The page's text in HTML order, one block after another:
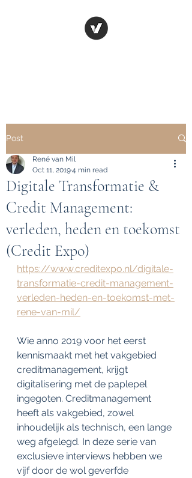
Post
Digitale Transformatie &
Credit Management:
verleden, heden en toekomst
(Credit Expo)
René van Mil
Oct 11, 20194 min read
https://www.creditexpo.nl/digitale-
transformatie-credit-management-
verleden-heden-en-toekomst-met-
rene-van-mil/
Wie anno 2019 voor het eerst
kennismaakt met het vakgebied
creditmanagement, krijgt
digitalisering met de paplepel
ingegoten. Creditmanagement
heeft als vakgebied, zowel
inhoudelijk als technisch, een lange
weg afgelegd. In deze serie van
exclusieve interviews hebben we
vijf door de wol geverfde